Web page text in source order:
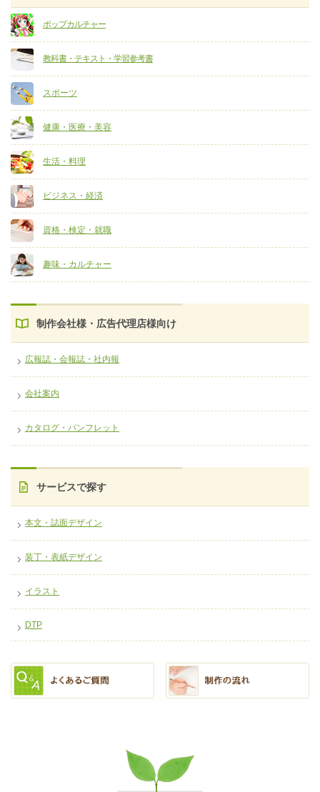
ポップカルチャー
教科書・テキスト・学習参考書
スポーツ
健康・医療・美容
生活・料理
ビジネス・経済
資格・検定・就職
趣味・カルチャー
制作会社様・広告代理店様向け
広報誌・会報誌・社内報
会社案内
カタログ・パンフレット
サービスで探す
本文・誌面デザイン
装丁・表紙デザイン
イラスト
DTP